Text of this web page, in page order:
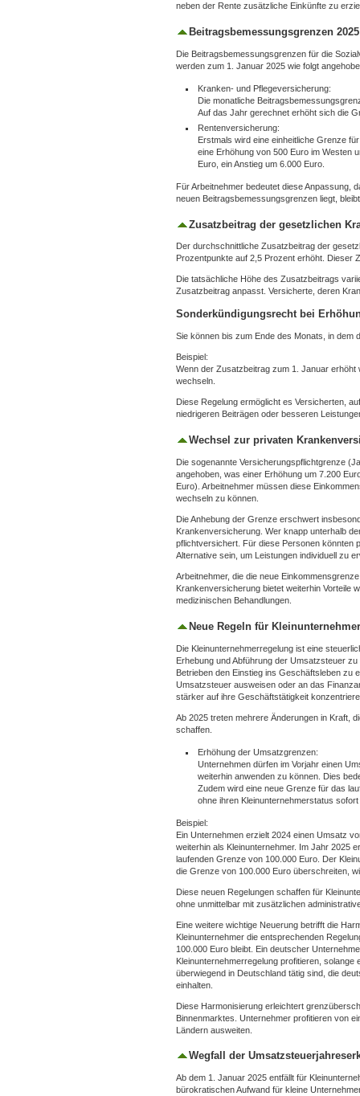
neben der Rente zusätzliche Einkünfte zu
Beitragsbemessungsgrenzen 2025
Die Beitragsbemessungsgrenzen für die
werden zum 1. Januar 2025 wie folgt
Kranken- und Pflegeversicherung:
Die monatliche
Auf das Jahr gerechnet erhöht sich die
Rentenversicherung:
Erstmals wird eine einheitliche Grenze
eine Erhöhung von 500 Euro im Westen
Euro, ein Anstieg um 6.000 Euro.
Für Arbeitnehmer bedeutet diese Anpassung,
neuen Beitragsbemessungsgrenzen liegt,
Zusatzbeitrag der gesetzlichen
Der durchschnittliche Zusatzbeitrag der
Prozentpunkte auf 2,5 Prozent erhöht. Dieser
Die tatsächliche Höhe des Zusatzbeitrags
Zusatzbeitrag anpasst. Versicherte, deren
Sonderkündigungsrecht bei
Sie können bis zum Ende des Monats, in dem
Beispiel:
Wenn der Zusatzbeitrag zum 1. Januar
wechseln.
Diese Regelung ermöglicht es Versicherten,
niedrigeren Beiträgen oder besseren
Wechsel zur privaten
Die sogenannte Versicherungspflichtgrenze
angehoben, was einer Erhöhung um 7.200
Euro). Arbeitnehmer müssen diese
wechseln zu können.
Die Anhebung der Grenze erschwert
Krankenversicherung. Wer knapp unterhalb
pflichtversichert. Für diese Personen könnten
Alternative sein, um Leistungen individuell zu
Arbeitnehmer, die die neue
Krankenversicherung bietet weiterhin Vorteile
medizinischen Behandlungen.
Neue Regeln für Kleinunternehmer
Die Kleinunternehmerregelung ist eine
Erhebung und Abführung der Umsatzsteuer
Betrieben den Einstieg ins Geschäftsleben zu
Umsatzsteuer ausweisen oder an das
stärker auf ihre Geschäftstätigkeit
Ab 2025 treten mehrere Änderungen in Kraft,
schaffen.
Erhöhung der Umsatzgrenzen:
Unternehmen dürfen im Vorjahr einen
weiterhin anwenden zu können. Dies
Zudem wird eine neue Grenze für das
ohne ihren Kleinunternehmerstatus
Beispiel:
Ein Unternehmen erzielt 2024 einen Umsatz
weiterhin als Kleinunternehmer. Im Jahr 2025
laufenden Grenze von 100.000 Euro. Der
die Grenze von 100.000 Euro überschreiten,
Diese neuen Regelungen schaffen für
ohne unmittelbar mit zusätzlichen
Eine weitere wichtige Neuerung betrifft die
Kleinunternehmer die entsprechenden
100.000 Euro bleibt. Ein deutscher
Kleinunternehmerregelung profitieren,
überwiegend in Deutschland tätig sind, die
einhalten.
Diese Harmonisierung erleichtert
Binnenmarktes. Unternehmer profitieren von
Ländern ausweiten.
Wegfall der
Ab dem 1. Januar 2025 entfällt für
bürokratischen Aufwand für kleine